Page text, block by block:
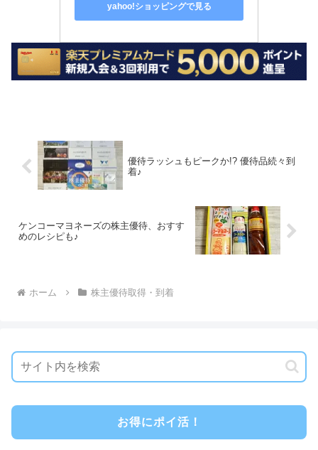
yahoo!ショッピングで見る
優待ラッシュもピークか!? 優待品続々到
着♪
ケンコーマヨネーズの株主優待、おすす
めのレシピも♪
ホーム 株主優待取得・到着
お得にポイ活！